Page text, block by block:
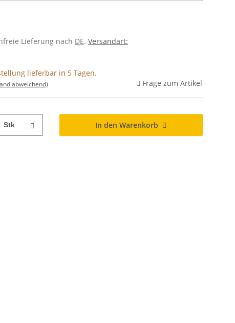
Lieferung nach DE. Versandart:
lieferbar in 5 Tagen.
abweichend) Frage zum Artikel
Stk In den Warenkorb